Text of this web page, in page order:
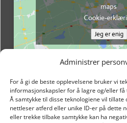
Administrer
For å gi de beste opplevelsene bruker vi
informasjonskapsler for å lagre og/eller
Å samtykke til disse teknologiene vil tillate
nettleser atferd eller unike ID-er på dette
eller trekke tilbake samtykke kan ha
maps
Cookie-
Jeg er enig